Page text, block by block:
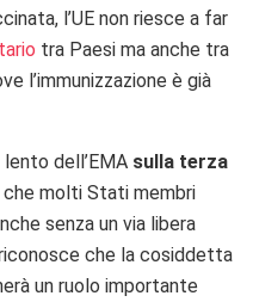
l’UE non riesce a far
tra Paesi ma anche tra
l’immunizzazione è già
dell’EMA sulla terza
che molti Stati membri
senza un via libera
che la cosiddetta
un ruolo importante